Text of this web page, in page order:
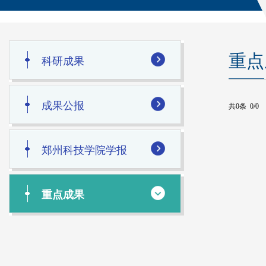
科研成果
成果公报
郑州科技学院学报
重点成果
重
共0条 0/0